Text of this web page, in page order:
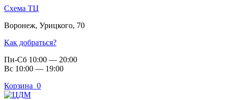
Схема ТЦ
Воронеж, Урицкого, 70
Как добраться?
Пн-Сб 10:00 — 20:00
Вс 10:00 — 19:00
Корзина 0